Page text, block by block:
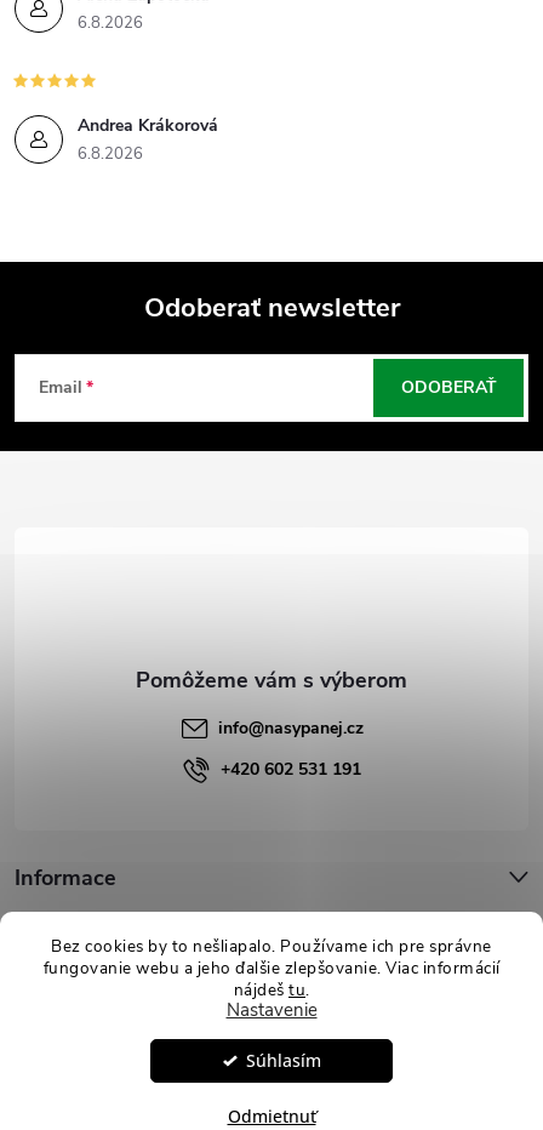
Bez cookies by to nešliapalo. Používame ich pre správne
fungovanie webu a jeho ďalšie zlepšovanie. Viac informácií
nájdeš tu.
Nastavenie
Odmietnuť
Súhlasím
6.8.2026
Andrea Krákorová
6.8.2026
Z
á
Odoberať newsletter
Email ODOBERAŤ
Informace
Podpora
info@nasypanej.cz
+420 602 531 191
Vytvoril Shoptet
nastavenie cookies